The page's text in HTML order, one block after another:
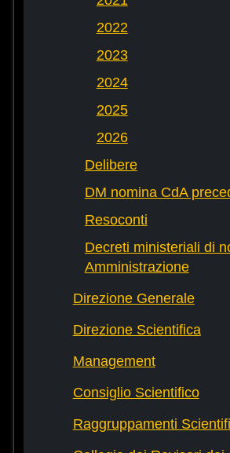
2022
2023
2024
2025
2026
Delibere
DM nomina CdA
Resoconti
Decreti ministeriali di
Amministrazione
Direzione Generale
Direzione Scientifica
Management
Consiglio Scientifico
Raggruppamenti